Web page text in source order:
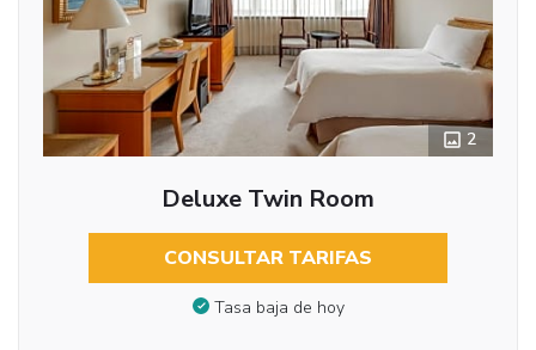
2
Deluxe Twin Room
CONSULTAR TARIFAS
Tasa baja de hoy